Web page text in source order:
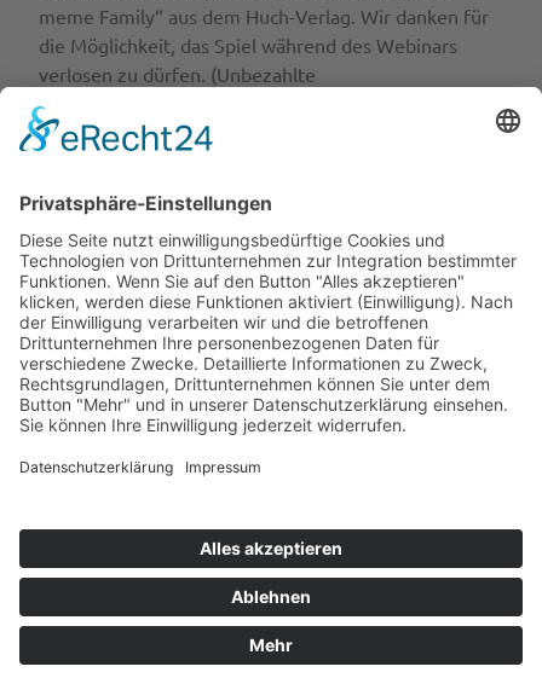
meme Family“ aus dem Huch-Verlag. Wir danken für
die Möglichkeit, das Spiel während des Webinars
verlosen zu dürfen. (Unbezahlte
Werbung/Verlosexemplar).
Mehr Infos hier:Webinar Let’s Play!
/view Website Carbon
Datenschutz
Impressum